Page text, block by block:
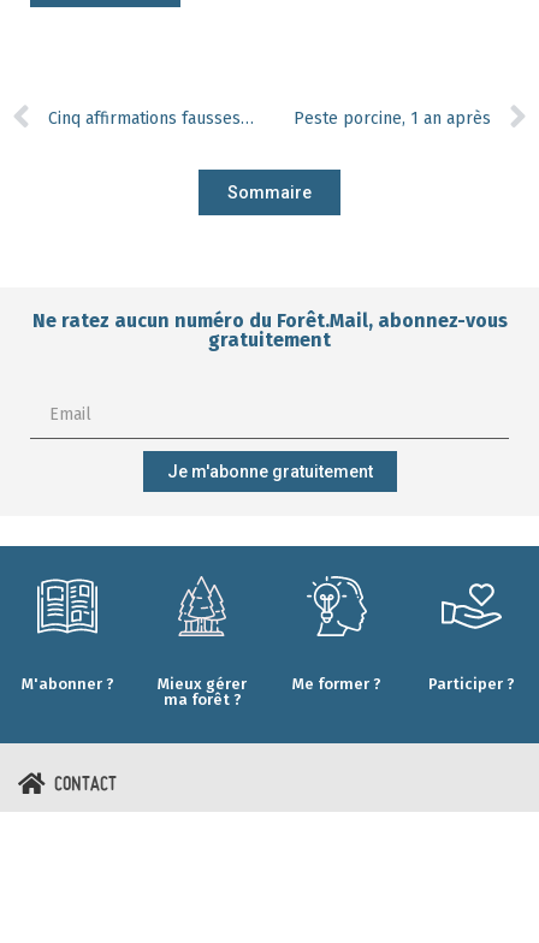
Cinq affirmations fausses sur le climat Peste porcine, 1 an après
Sommaire
Ne ratez aucun numéro du Forêt.Mail, abonnez-vous
gratuitement
Je m'abonne gratuitement
M'abonner ?
Mieux gérer
ma forêt ?
Me former ? Participer ?
CONTACT